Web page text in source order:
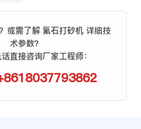
或需了解 氟石打砂机 详细技
术参数？
直接咨询厂家工程师：